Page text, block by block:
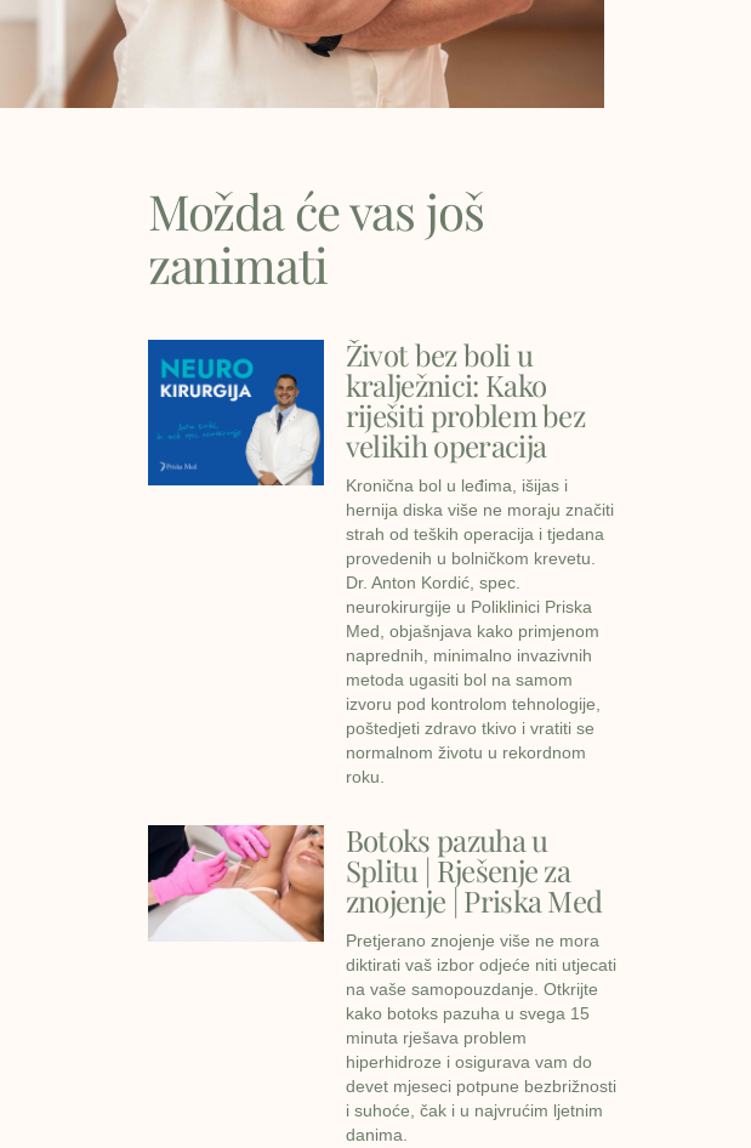
Možda će vas još
zanimati
Život bez boli u
kralježnici: Kako
riješiti problem bez
velikih operacija
Kronična bol u leđima, išijas i
hernija diska više ne moraju značiti
strah od teških operacija i tjedana
provedenih u bolničkom krevetu.
Dr. Anton Kordić, spec.
neurokirurgije u Poliklinici Priska
Med, objašnjava kako primjenom
naprednih, minimalno invazivnih
metoda ugasiti bol na samom
izvoru pod kontrolom tehnologije,
poštedjeti zdravo tkivo i vratiti se
normalnom životu u rekordnom
roku.
Botoks pazuha u
Splitu | Rješenje za
znojenje | Priska Med
Pretjerano znojenje više ne mora
diktirati vaš izbor odjeće niti utjecati
na vaše samopouzdanje. Otkrijte
kako botoks pazuha u svega 15
minuta rješava problem
hiperhidroze i osigurava vam do
devet mjeseci potpune bezbrižnosti
i suhoće, čak i u najvrućim ljetnim
danima.